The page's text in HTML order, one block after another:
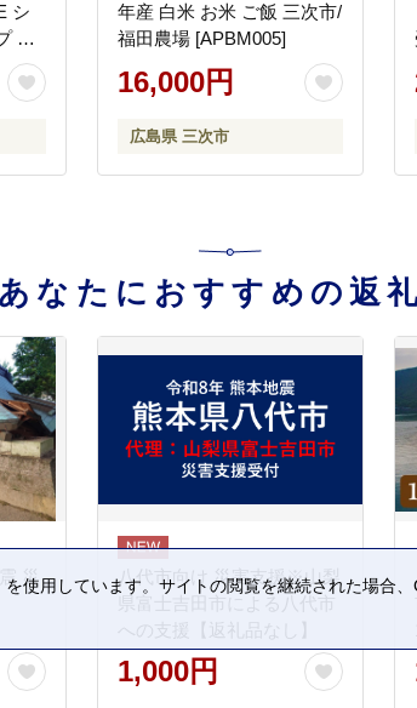
シ
デ
ワ
市/
年産 白米 お米 ご飯 三次市/
福田農場 [APBM005]
16,000円
広島県 三次市
あなたにおすすめの返
災
八代市向け 災害支援※山梨
県富士吉田市による八代市
への支援【返礼品なし】
1,000円
使用しています。サイトの閲覧を継続された場合